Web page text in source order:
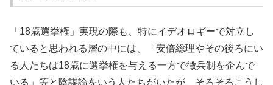
「18歳選挙権」実現の際も、特にイデオロギーで対立し
ていると思われる層の中には、「安倍総理やその後ろにい
る人たちは18歳に選挙権を与える一方で徴兵制を企んで
いる」等と陰謀論をいう人たちがいたが、そろそろこうし